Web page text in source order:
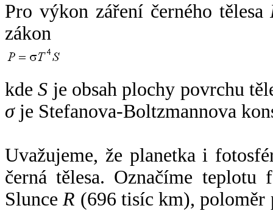
Pro výkon záření černého tělesa
zákon
kdeS je obsah plochy povrchu
σje Stefanova-Boltzmannova
Uvažujeme, že planetka i
černá tělesa. Označíme
SlunceR (696 tisíc km),